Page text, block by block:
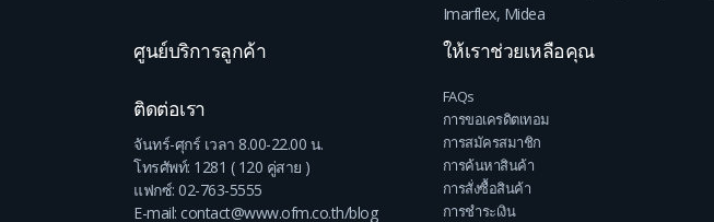
Imarflex, Midea
ศูนย์บริการลูกค้า
ติดต่อเรา
จันทร์-ศุกร์ เวลา 8.00-22.00 น.
โทรศัพท์: 1281 ( 120 คู่สาย )
แฟกซ์: 02-763-5555
E-mail: contact@www.ofm.co.th/blog
ให้เราช่วยเหลือคุณ
FAQs
การขอเครดิตเทอม
การสมัครสมาชิก
การค้นหาสินค้า
การสั่งซื้อสินค้า
การชำระเงิน